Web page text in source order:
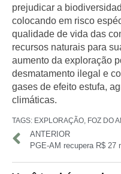
prejudicar a
colocando em risco
qualidade de vida das
recursos naturais para
aumento da exploração
desmatamento ilegal e
gases de efeito estufa,
climáticas.
TAGS: EXPLORAÇÃO, FOZ DO
ANTERIOR